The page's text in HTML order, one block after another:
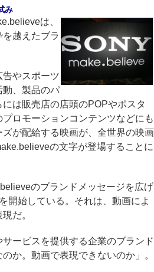
み
は、
越えたブラ
やスポーツ
動、製品のパ
は販売店の店頭のPOPやポスタ
ロモーションコンテンツなどにも
が配給する映画が、全世界の映画
の文字が登場することに
のブランドメッセージを広げ
開始している。それは、動画によ
だ。
ービスを提供する企業のブランド
か。動画で表現できないのか」。